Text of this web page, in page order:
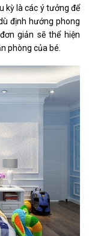
kỳ là các ý tưởng để
định hướng phong
giản sẽ thể hiện
phòng của bé.